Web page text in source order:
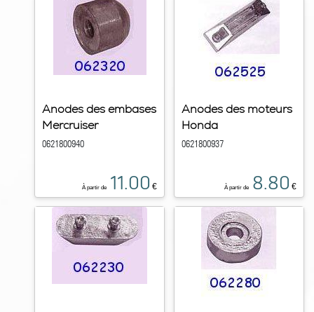
Anodes des embases
Mercruiser
0621800940
À partir de 11.00 €
Anodes des moteurs
Honda
0621800937
À partir de 8.80 €